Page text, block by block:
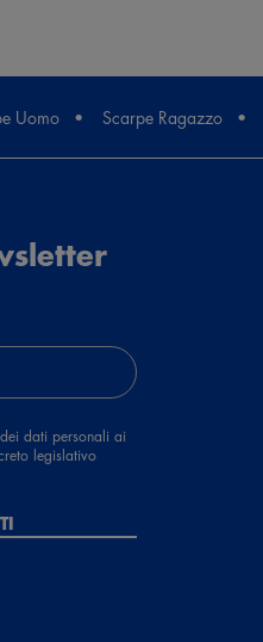
Uomo Scarpe Ragazzo
dati personali ai
legislativo